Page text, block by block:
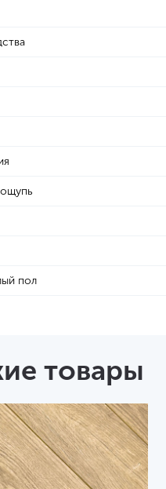
пол
товары